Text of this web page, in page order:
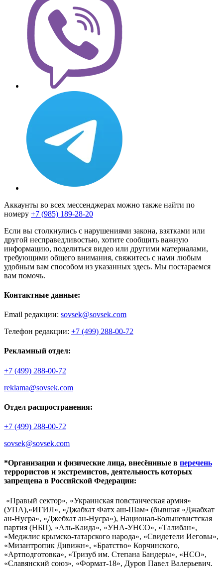
Аккаунты во всех мессенджерах можно также найти по
номеру +7 (985) 189-28-20
Если вы столкнулись с нарушениями закона, взятками или
другой несправедливостью, хотите сообщить важную
информацию, поделиться видео или другими материалами,
требующими общего внимания, свяжитесь с нами любым
удобным вам способом из указанных здесь. Мы постараемся
вам помочь.
Контактные данные:
Email редакции: sovsek@sovsek.com
Телефон редакции: +7 (499) 288-00-72
Рекламный отдел:
+7 (499) 288-00-72
reklama@sovsek.com
Отдел распространения:
+7 (499) 288-00-72
sovsek@sovsek.com
*Организации и физические лица, внесённные в перечень
террористов и экстремистов, деятельность которых
запрещена в Российской Федерации:
«Правый сектор», «Украинская повстанческая армия»
(УПА),«ИГИЛ», «Джабхат Фатх аш-Шам» (бывшая «Джабхат
ан-Нусра», «Джебхат ан-Нусра»), Национал-Большевистская
партия (НБП), «Аль-Каида», «УНА-УНСО», «Талибан»,
«Меджлис крымско-татарского народа», «Свидетели Иеговы»,
«Мизантропик Дивижн», «Братство» Корчинского,
«Артподготовка», «Тризуб им. Степана Бандеры», «НСО»,
«Славянский союз», «Формат-18», Дуров Павел Валерьевич.